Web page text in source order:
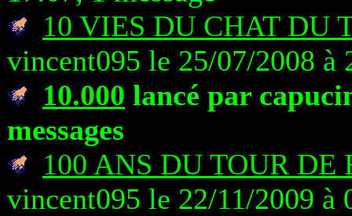
10 VIES DU CHAT DU
vincent095 le 25/07/2008 à
10.000 lancé par
messages
100 ANS DU TOUR DE
vincent095 le 22/11/2009 à